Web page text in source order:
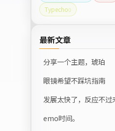
Typecho0
最新文章
分享一个主题，琥珀
眼镜希望不踩坑指南
发展太快了，反应不过
emo时间。